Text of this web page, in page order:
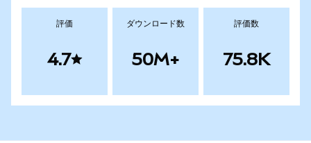
評価
4.7
ダウンロード数
50M+
評価数
75.8K